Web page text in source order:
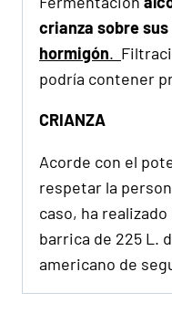
crianza sobre
hormigón.
podría contener
CRIANZA
Acorde con el
respetar la
caso, ha realizado
barrica de 225 L.
americano de